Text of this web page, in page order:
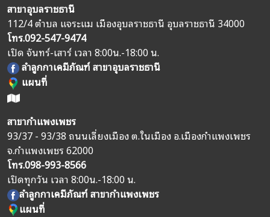
สาขาอุบลราชธานี
112/4 ตำบล แจระแม เมืองอุบลราชธานี อุบลราชธานี 34000
โทร.092-547-9474
เปิด จันทร์-เสาร์ เวลา 8:00น.-18:00 น.
ลำลูกกาเคมีภัณฑ์ สาขาอุบลราชธานี
แผนที่
สาขากำแพงเพชร
93/37 - 93/38 ถนนเลี่ยงเมือง ต.ในเมือง อ.เมืองกำแพงเพชร
จ.กำแพงเพชร 62000
โทร.098-993-8566
เปิดทุกวัน เวลา 8:00น.-18:00 น.
ลำลูกกาเคมีภัณฑ์ สาขากำแพงเพชร
แผนที่